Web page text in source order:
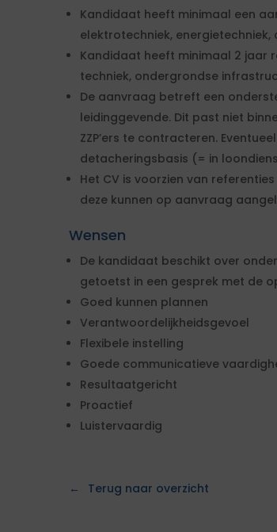
Kandidaat heeft minimaal een
elektrotechniek,
Kandidaat heeft minimaal 2 jaar
techniek, ondergrondse
De aanvraag betreft een
leidinggevende. Dit past niet
ZZP’ers te contracteren.
detacheringsbasis (= in
Het CV is voorzien van
deze kunnen op aanvraag
Wensen
De kandidaat beschikt over
getoetst in een gesprek met de
Goed kunnen plannen
Verantwoordelijkheidsgevoel
Flexibele instelling
Goede communicatieve
Resultaatgericht
Proactief
Luistervaardig
Terug naar overzicht